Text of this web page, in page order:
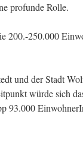
profunde Rolle.
200.-250.000
und der Stadt
würde sich
93.000